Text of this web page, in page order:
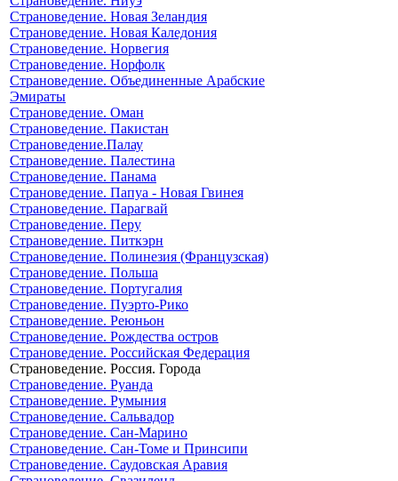
Страноведение. Новая Зеландия
Страноведение. Новая Каледония
Страноведение. Норвегия
Страноведение. Норфолк
Страноведение. Объединенные Арабские
Эмираты
Страноведение. Оман
Страноведение. Пакистан
Страноведение.Палау
Страноведение. Палестина
Страноведение. Панама
Страноведение. Папуа - Новая Гвинея
Страноведение. Парагвай
Страноведение. Перу
Страноведение. Питкэрн
Страноведение. Полинезия (Французская)
Страноведение. Польша
Страноведение. Португалия
Страноведение. Пуэрто-Рико
Страноведение. Реюньон
Страноведение. Рождества остров
Страноведение. Российская Федерация
Страноведение. Россия. Города
Страноведение. Руанда
Страноведение. Румыния
Страноведение. Сальвадор
Страноведение. Сан-Марино
Страноведение. Сан-Томе и Принсипи
Страноведение. Саудовская Аравия